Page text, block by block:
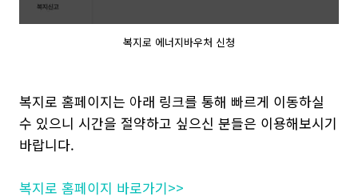
복지로 에너지바우처 신청
복지로 홈페이지는 아래 링크를 통해 빠르게 이동하실
수 있으니 시간을 절약하고 싶으신 분들은 이용해보시기
바랍니다.
복지로 홈페이지 바로가기>>